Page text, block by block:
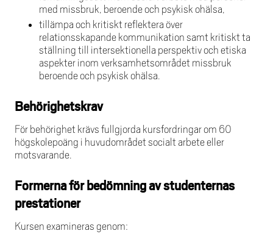
med missbruk, beroende och psykisk ohälsa,
tillämpa och kritiskt reflektera över
relationsskapande kommunikation samt kritiskt ta
ställning till intersektionella perspektiv och etiska
aspekter inom verksamhetsområdet missbruk
beroende och psykisk ohälsa.
Behörighetskrav
För behörighet krävs fullgjorda kursfordringar om 60
högskolepoäng i huvudområdet socialt arbete eller
motsvarande.
Formerna för bedömning av studenternas
prestationer
Kursen examineras genom: